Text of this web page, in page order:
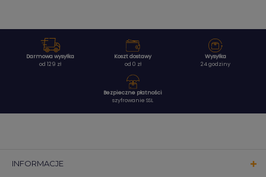
Darmowa wysyłka
od 129 zł
Koszt dostawy
od 0 zł
Wysyłka
24 godziny
Bezpieczne płatności
szyfrowanie SSL
INFORMACJE